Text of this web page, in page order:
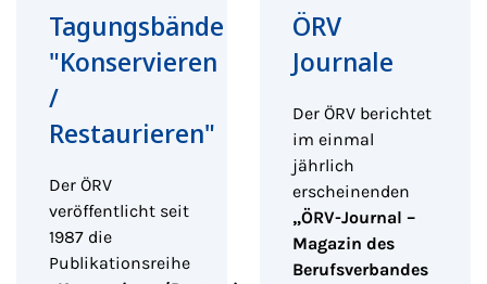
Tagungsbände
"Konservieren
/
Restaurieren"
Der ÖRV
veröffentlicht seit
1987 die
Publikationsreihe
ÖRV
Journale
Der ÖRV berichtet
im einmal
jährlich
erscheinenden
„ÖRV-Journal –
Magazin des
Berufsverbandes